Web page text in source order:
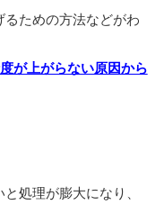
ための方法などがわ
が上がらない原因から
処理が膨大になり、